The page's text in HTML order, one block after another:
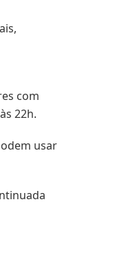
com
22h.
usar